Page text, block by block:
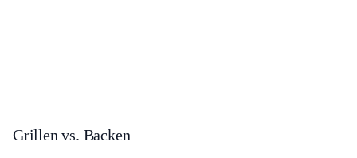
Grillen vs. Backen